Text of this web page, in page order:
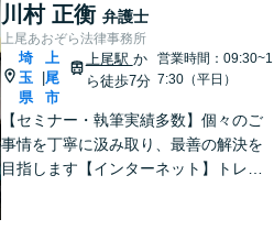
川村 正衡 弁護士
上尾あおぞら法律事務所
埼
玉
県
上
尾
市
上尾駅 か
ら徒歩7分
営業時間：09:30~1
7:30（平日）
【セミナー・執筆実績多数】個々のご
事情を丁寧に汲み取り、最善の解決を
目指します【インターネット】トレン